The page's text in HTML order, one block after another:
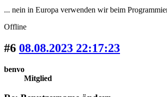
... nein in Europa verwenden wir beim
Offline
#6 08.08.2023 22:17:23
benvo
Mitglied